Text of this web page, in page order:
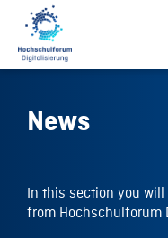
News
In this section you
from Hochschulforum